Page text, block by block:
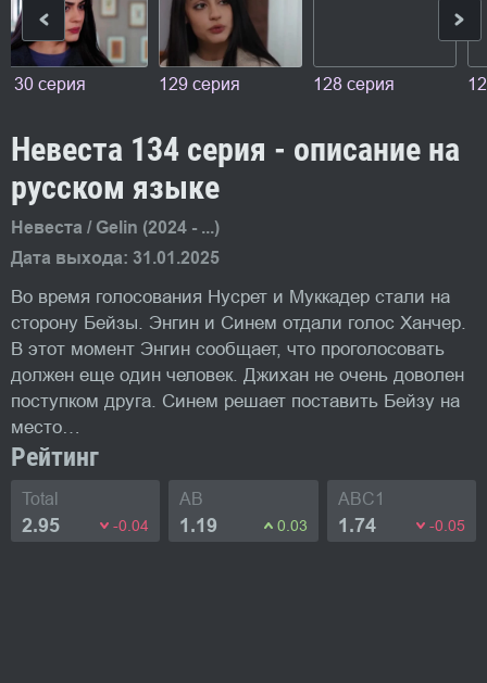
130 серия 129 серия 128 серия
Невеста 134 серия - описание на
русском языке
Невеста / Gelin (2024 - ...)
Дата выхода: 31.01.2025
Во время голосования Нусрет и Муккадер стали на
сторону Бейзы. Энгин и Синем отдали голос Ханчер.
В этот момент Энгин сообщает, что проголосовать
должен еще один человек. Джихан не очень доволен
поступком друга. Синем решает поставить Бейзу на
место…
Рейтинг
Total
2.95 -0.04
AB
1.19 0.03
ABC1
1.74 -0.05